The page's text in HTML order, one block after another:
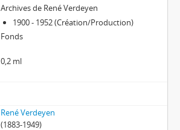
Archives de René Verdeyen
1900 - 1952 (Création/Production)
Fonds
0,2 ml
René Verdeyen
(1883-1949)